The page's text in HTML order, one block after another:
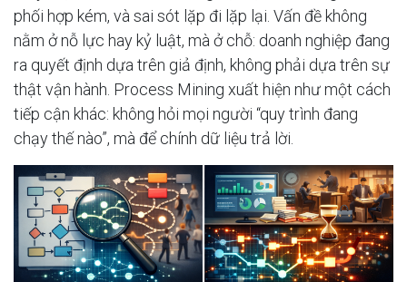
phối hợp kém, và sai sót lặp đi lặp lại. Vấn đề không
nằm ở nỗ lực hay kỷ luật, mà ở chỗ: doanh nghiệp đang
ra quyết định dựa trên giả định, không phải dựa trên sự
thật vận hành. Process Mining xuất hiện như một cách
tiếp cận khác: không hỏi mọi người “quy trình đang
chạy thế nào”, mà để chính dữ liệu trả lời.